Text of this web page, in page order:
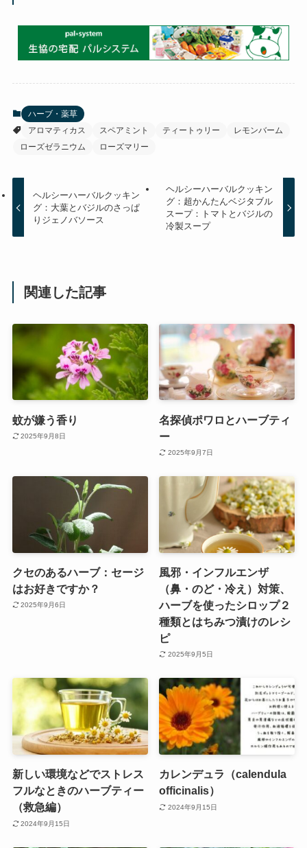
ハーブ・薬草
アロマティカス
スペアミント ティートゥリー
レモンバーム
ローズゼラニウム
ローズマリー
ヘルシーハーバルクッキン
グ：大葉とバジルのさっぱ
りジェノバソース
ヘルシーハーバルクッキン
グ：超かんたんベジタブル
スープ：トマトとバジルの
冷製スープ
関連した記事
蚊が嫌う香り
2025年9月8日
名探偵ポワロとハーブティ
ー
2025年9月7日
クセのあるハーブ：セージ
はお好きですか？
2025年9月6日
風邪・インフルエンザ
（鼻・のど・冷え）対策、
ハーブを使ったシロップ２
種類とはちみつ漬けのレシ
ピ
2025年9月5日
新しい環境などでストレス
フルなときのハーブティー
（救急編）
2024年9月15日
カレンデュラ（calendula
officinalis）
2024年9月15日